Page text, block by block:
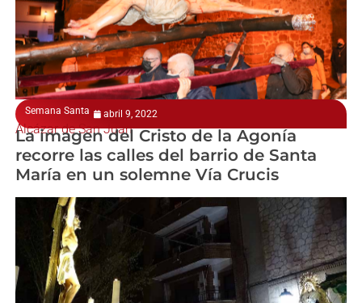
Semana Santa abril 9, 2022
Alcázar de San Juan
La imagen del Cristo de la Agonía
recorre las calles del barrio de Santa
María en un solemne Vía Crucis